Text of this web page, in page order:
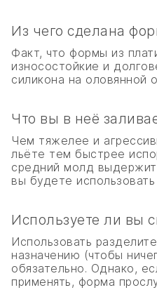
Из чего сделана
Факт, что формы из
износостойкие и
силикона на оловянной
Что вы в неё
Чем тяжелее и
льёте тем быстрее
средний молд
вы будете
Используете ли вы
Использовать
назначению (чтобы
обязательно. Однако,
применять, форма